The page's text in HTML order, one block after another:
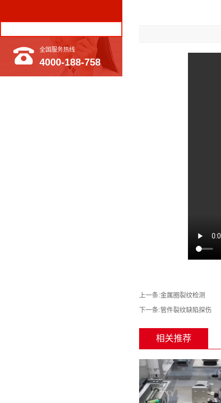
全国服务热线
4000-188-758
上一条:金属圈裂纹检测
下一条:管件裂纹缺陷探伤
相关推荐